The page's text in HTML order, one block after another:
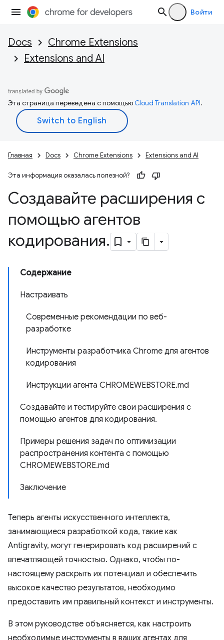
Войти
Docs
Chrome Extensions
Extensions and AI
Эта страница переведена с помощьюCloud Translation API.
Главная Docs Chrome Extensions Extensions and AI
Эта информация оказалась полезной?
Создавайте расширения с
помощью агентов
кодирования.
Содержание
Настраивать
Современные рекомендации по веб-
разработке
Инструменты разработчика Chrome для агентов
кодирования
Инструкции агента CHROMEWEBSTORE.md
Создавайте и тестируйте свои расширения с
помощью агентов для кодирования.
Примеры решения задач по оптимизации
распространения контента с помощью
CHROMEWEBSTORE.md
Заключение
Теперь агенты искусственного интеллекта,
занимающиеся разработкой кода, такие как
Antigravity, могут генерировать код расширений с
впечатляющей точностью. Однако, чтобы по-
настоящему раскрыть их потенциал и обеспечить
высокое качество результатов, необходимо
предоставить им правильный контекст и инструменты.
В этом руководстве объясняется, как настроить
необходимые инструменты в ваших агентах для